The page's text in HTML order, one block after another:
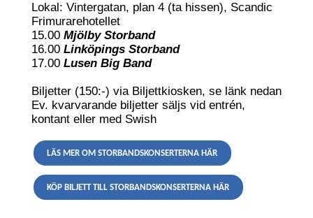
Lokal: Vintergatan, plan 4 (ta hissen), Scandic
Frimurarehotellet
15.00 Mjölby Storband
16.00 Linköpings Storband
17.00Lusen Big Band
Biljetter (150:-) via Biljettkiosken, se länk nedan
Ev. kvarvarande biljetter säljs vid entrén,
kontant eller med Swish
LÄS MER OM STORBANDSKONSERTERNA HÄR
KÖP BILJETT TILL STORBANDSKONSERTERNA HÄR